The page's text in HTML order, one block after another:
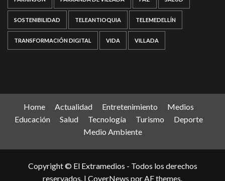
SOSTENIBILIDAD TELEANTIOQUIA TELEMEDELLÍN
TRANSFORMACIÓN DIGITAL VIDA VILLADA
Home Actualidad Entretenimiento
Medios
Educación
Salud Tecnología Turismo
Deporte
Medio Ambiente
Copyright © El Extramedios - Todos los derechos
reservados. | CoverNews por AF themes.